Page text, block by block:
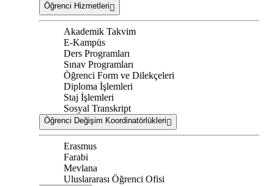
Öğrenci Hizmetleri
Akademik Takvim
E-Kampüs
Ders Programları
Sınav Programları
Öğrenci Form ve Dilekçeleri
Diploma İşlemleri
Staj İşlemleri
Sosyal Transkript
Öğrenci Değişim Koordinatörlükleri
Erasmus
Farabi
Mevlana
Uluslararası Öğrenci Ofisi